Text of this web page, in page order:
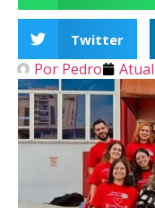
Twitter
Por Pedro